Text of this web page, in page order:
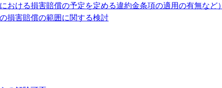
ける損害賠償の予定を定める違約金条項の適用の有無など）
損害賠償の範囲に関する検討